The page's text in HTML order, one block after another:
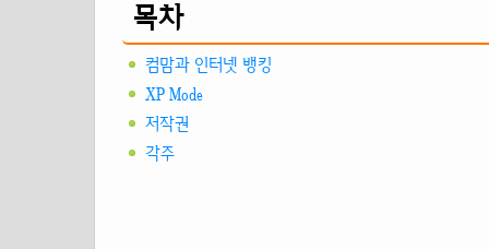
목차
컴맘과 인터넷 뱅킹
XP Mode
저작권
각주